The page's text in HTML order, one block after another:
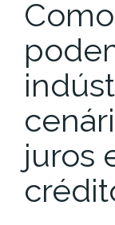
juros